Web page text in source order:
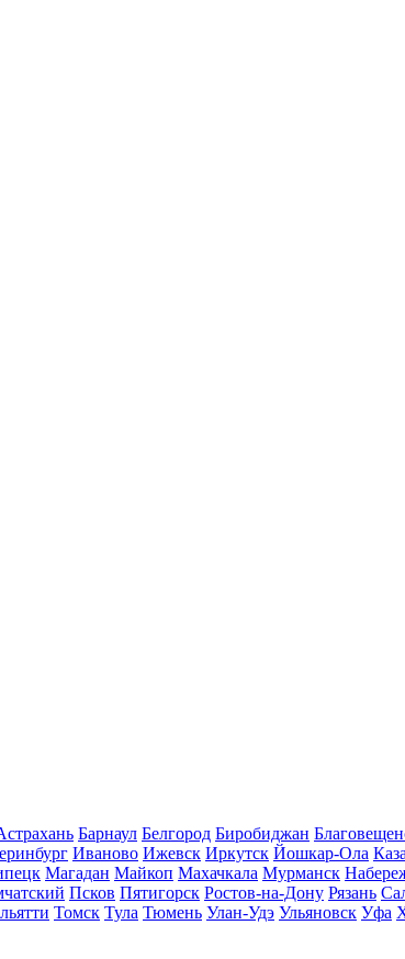
Барнаул Белгород Биробиджан
Иваново Ижевск Иркутск Йошкар-Ола
Магадан Майкоп Махачкала Мурманск
Псков Пятигорск Ростов-на-Дону Рязань
Томск Тула Тюмень Улан-Удэ Ульяновск Уфа